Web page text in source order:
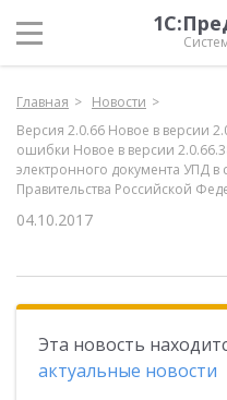
Главная
Новости
Версия 2.0.66 Новое в версии
ошибки Новое в версии
электронного документа УПД в
Правительства Российской
04.10.2017
Эта новость
актуальные новости